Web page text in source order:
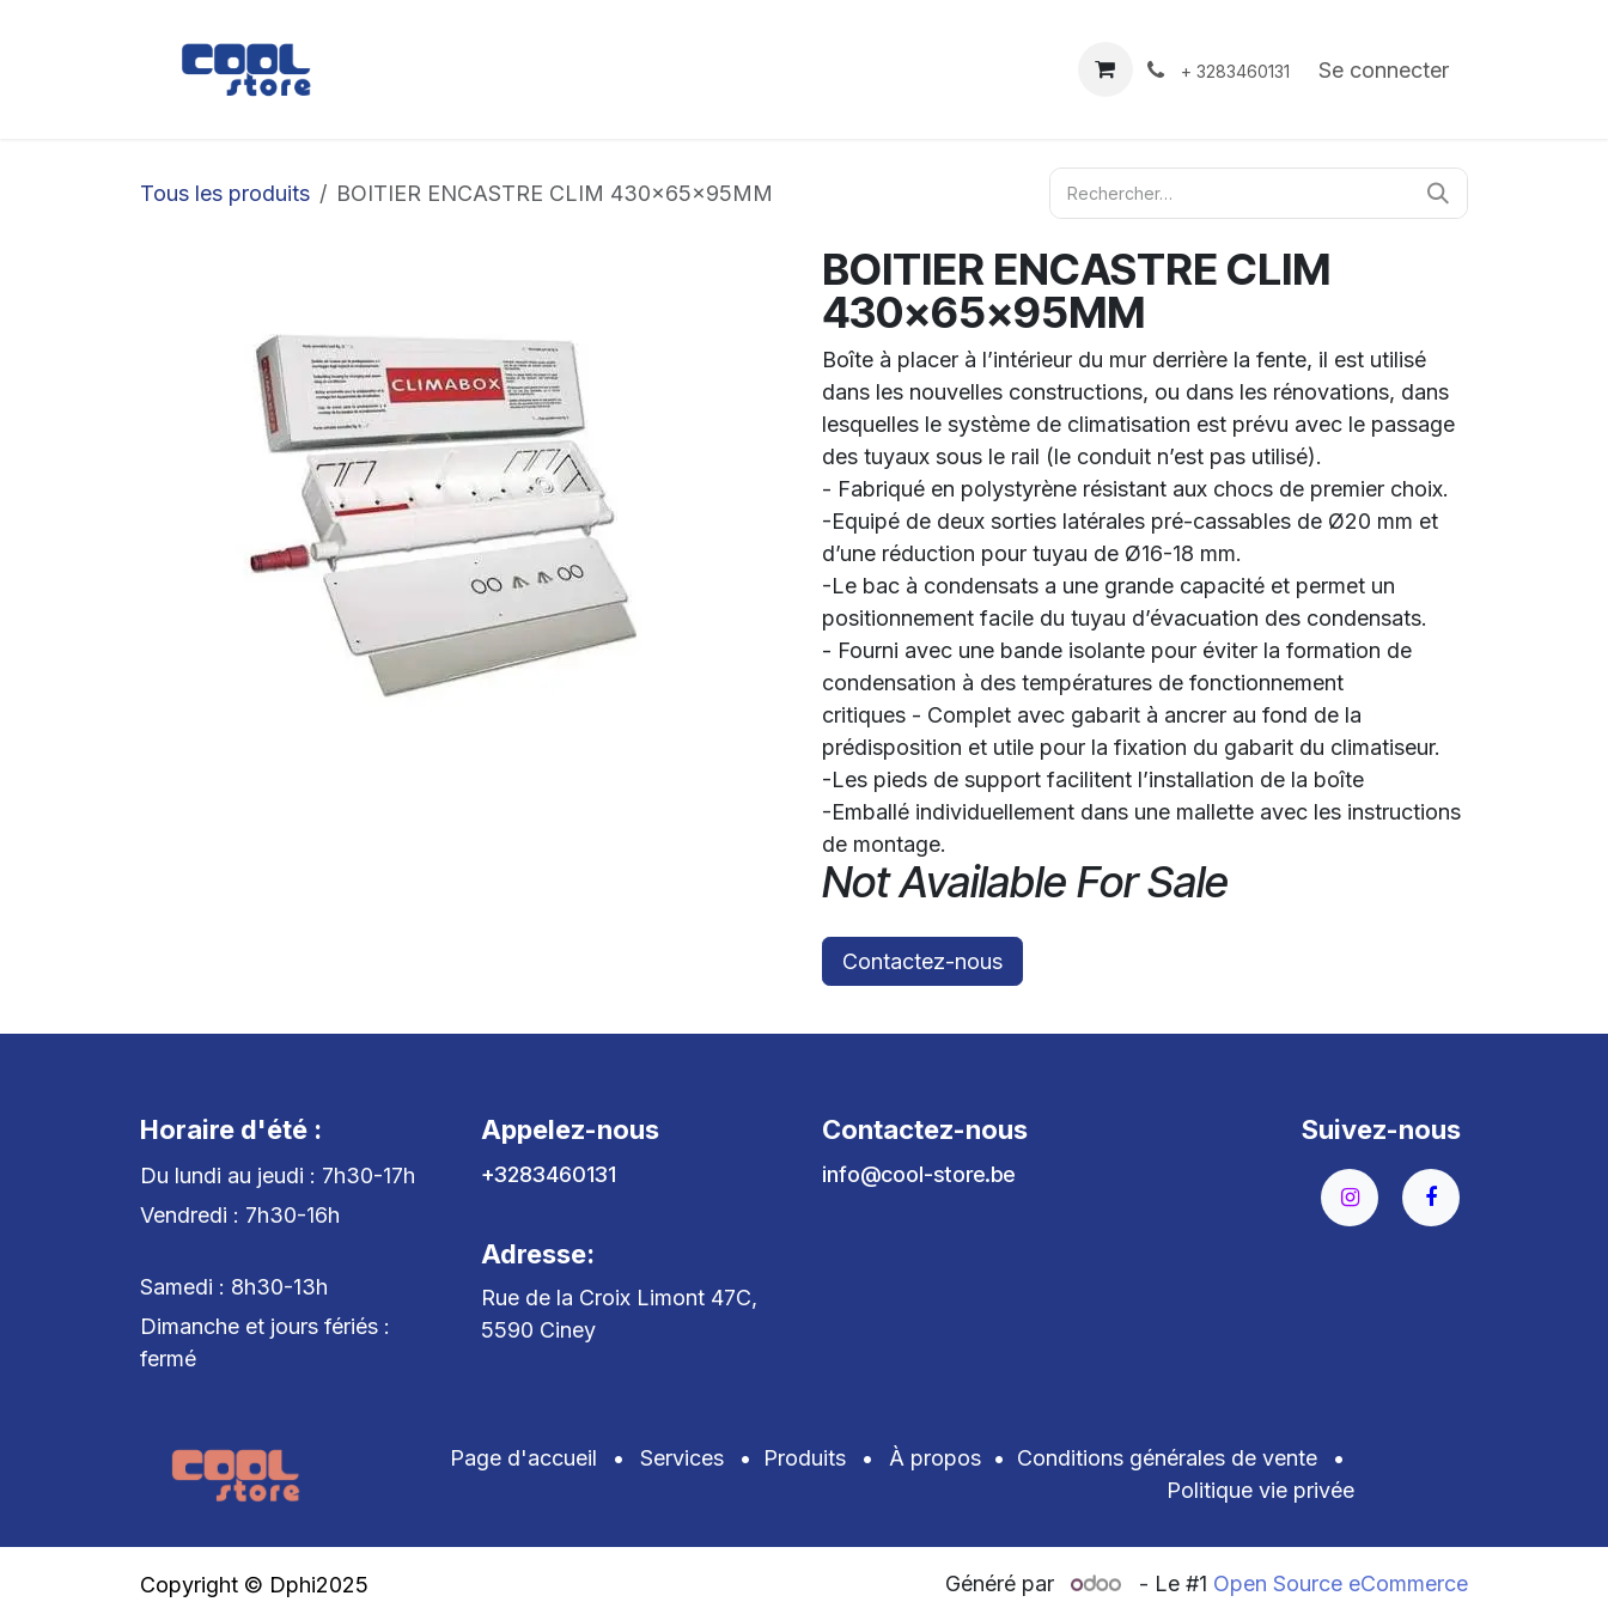
À propos Contact
+ 3283460131 Se connecter
Tous les produits BOITIER ENCASTRE CLIM 430x65x95MM
BOITIER ENCASTRE CLIM
430x65x95MM
Boîte à placer à l’intérieur du mur derrière la fente, il est utilisé
dans les nouvelles constructions, ou dans les rénovations, dans
lesquelles le système de climatisation est prévu avec le passage
des tuyaux sous le rail (le conduit n’est pas utilisé).
- Fabriqué en polystyrène résistant aux chocs de premier choix.
-Equipé de deux sorties latérales pré-cassables de Ø20 mm et
d’une réduction pour tuyau de Ø16-18 mm.
-Le bac à condensats a une grande capacité et permet un
positionnement facile du tuyau d’évacuation des condensats.
- Fourni avec une bande isolante pour éviter la formation de
condensation à des températures de fonctionnement
critiques - Complet avec gabarit à ancrer au fond de la
prédisposition et utile pour la fixation du gabarit du climatiseur.
-Les pieds de support facilitent l’installation de la boîte
-Emballé individuellement dans une mallette avec les instructions
de montage.
Not Available For Sale
Contactez-nous
Horaire d'été :
Du lundi au jeudi : 7h30-17h
Vendredi : 7h30-16h
Samedi : 8h30-13h
Dimanche et jours fériés :
fermé
Appelez-nous
+3283460131
Adresse:
Rue de la Croix Limont 47C,
5590 Ciney
Contactez-nous
info@cool-store.be
Suivez-nous
Page d'accueil • Services • Produits • À propos • Conditions générales de vente
•
Politique vie privée
Copyright © Dphi2025 Généré par - Le #1 Open Source eCommerce